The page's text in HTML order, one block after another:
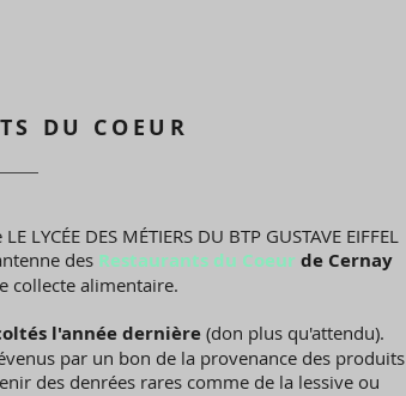
DU COEUR
LYCÉE DES MÉTIERS DU BTP GUSTAVE EIFFEL
des Restaurants du Coeurde Cernay
collecte alimentaire.
l'année dernière(don plus qu'attendu).
par un bon de la provenance des produits
des denrées rares comme de la lessive ou